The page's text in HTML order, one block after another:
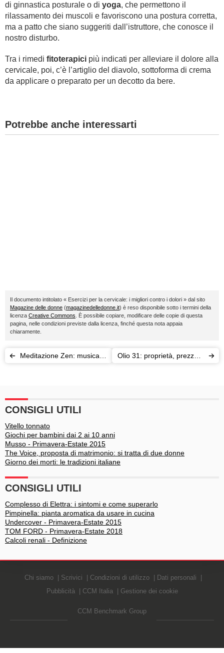
di ginnastica posturale o di yoga, che permettono il
rilassamento dei muscoli e favoriscono una postura corretta,
ma a patto che siano suggeriti dall’istruttore, che conosce il
nostro disturbo.
​​​​​​​Tra i rimedi fitoterapici più indicati per alleviare il dolore alla
cervicale, poi, c’è l’artiglio del diavolo, sottoforma di crema
da applicare o preparato per un decotto da bere.
Potrebbe anche interessarti
Il documento intitolato « Esercizi per la cervicale: i migliori contro i dolori » dal sito
Magazine delle donne (magazinedelledonne.it) è reso disponibile sotto i termini della
licenza Creative Commons . È possibile copiare, modificare delle copie di questa
pagina, nelle condizioni previste dalla licenza, finché questa nota appaia
chiaramente.
Meditazione Zen: musica e
Olio 31: proprietà, prezzo e
CONSIGLI UTILI
Vitello tonnato
Giochi per bambini dai 2 ai 10 anni
Musso - Primavera-Estate 2015
The Voice, proposta di matrimonio: si tratta di due donne
Giorno dei morti: le tradizioni italiane
CONSIGLI UTILI
Complesso di Elettra: i sintomi e come superarlo
Pimpinella: pianta aromatica da usare in cucina
Undercover - Primavera-Estate 2015
TOM FORD - Primavera-Estate 2018
Calcoli renali - Definizione
Chi siamo Scrivici Condizioni di utilizzo
Dati personali
Pubblicità
CCM Italia Gestione dei cookie
CCM Benchmark Group